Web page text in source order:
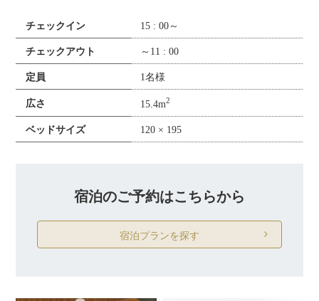
チェックイン
15 : 00～
チェックアウト
～11 : 00
定員
1名様
広さ
15.4m2
ベッドサイズ 120 × 195
宿泊のご予約はこちらから
宿泊プランを探す